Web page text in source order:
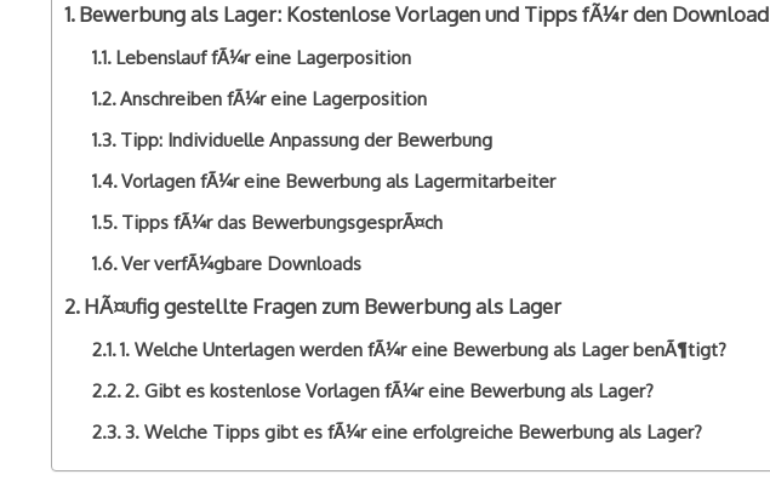
Bewerbung als Lager: Kostenlose Vorlagen und Tipps fÃ¼r den Download
Lebenslauf fÃ¼r eine Lagerposition
Anschreiben fÃ¼r eine Lagerposition
Tipp: Individuelle Anpassung der Bewerbung
Vorlagen fÃ¼r eine Bewerbung als Lagermitarbeiter
Tipps fÃ¼r das BewerbungsgesprÃ¤ch
Ver verfÃ¼gbare Downloads
HÃ¤ufig gestellte Fragen zum Bewerbung als Lager
1. Welche Unterlagen werden fÃ¼r eine Bewerbung als Lager benÃ¶tigt?
2. Gibt es kostenlose Vorlagen fÃ¼r eine Bewerbung als Lager?
3. Welche Tipps gibt es fÃ¼r eine erfolgreiche Bewerbung als Lager?